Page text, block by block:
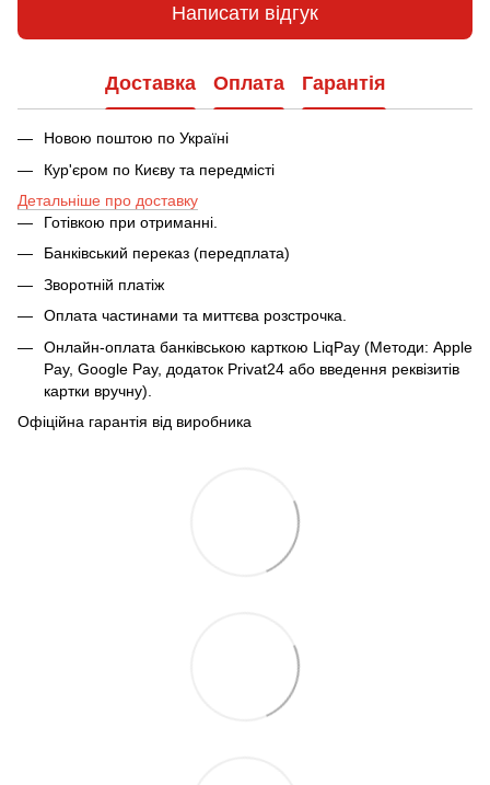
Написати відгук
Доставка Оплата Гарантія
Новою поштою по Україні
Кур'єром по Києву та передмісті
Детальніше про доставку
Готівкою при отриманні.
Банківський переказ (передплата)
Зворотній платіж
Оплата частинами та миттєва розстрочка.
Онлайн-оплата банківською карткою LiqPay (Методи: Apple
Pay, Google Pay, додаток Privat24 або введення реквізитів
картки вручну).
Офіційна гарантія від виробника